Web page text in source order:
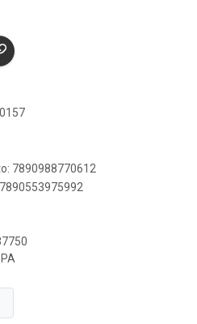
7890988770612